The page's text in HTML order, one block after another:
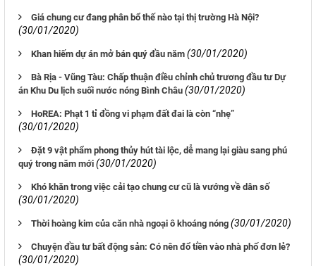
Giá chung cư đang phân bổ thế nào tại thị trường Hà Nội?
(30/01/2020)
Khan hiếm dự án mở bán quý đầu năm (30/01/2020)
Bà Rịa - Vũng Tàu: Chấp thuận điều chỉnh chủ trương đầu tư Dự
án Khu Du lịch suối nước nóng Bình Châu (30/01/2020)
HoREA: Phạt 1 tỉ đồng vi phạm đất đai là còn “nhẹ”
(30/01/2020)
Đặt 9 vật phẩm phong thủy hút tài lộc, dễ mang lại giàu sang phú
quý trong năm mới (30/01/2020)
Khó khăn trong việc cải tạo chung cư cũ là vướng về dân số
(30/01/2020)
Thời hoàng kim của căn nhà ngoại ô khoáng nóng (30/01/2020)
Chuyện đầu tư bất động sản: Có nên đổ tiền vào nhà phố đơn lẻ?
(30/01/2020)